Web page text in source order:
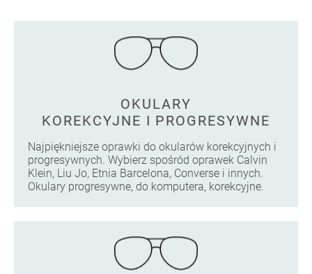
OKULARY
KOREKCYJNE I PROGRESYWNE
Najpiękniejsze oprawki do okularów korekcyjnych i
progresywnych. Wybierz spośród oprawek Calvin
Klein, Liu Jo, Etnia Barcelona, Converse i innych.
Okulary progresywne, do komputera, korekcyjne.